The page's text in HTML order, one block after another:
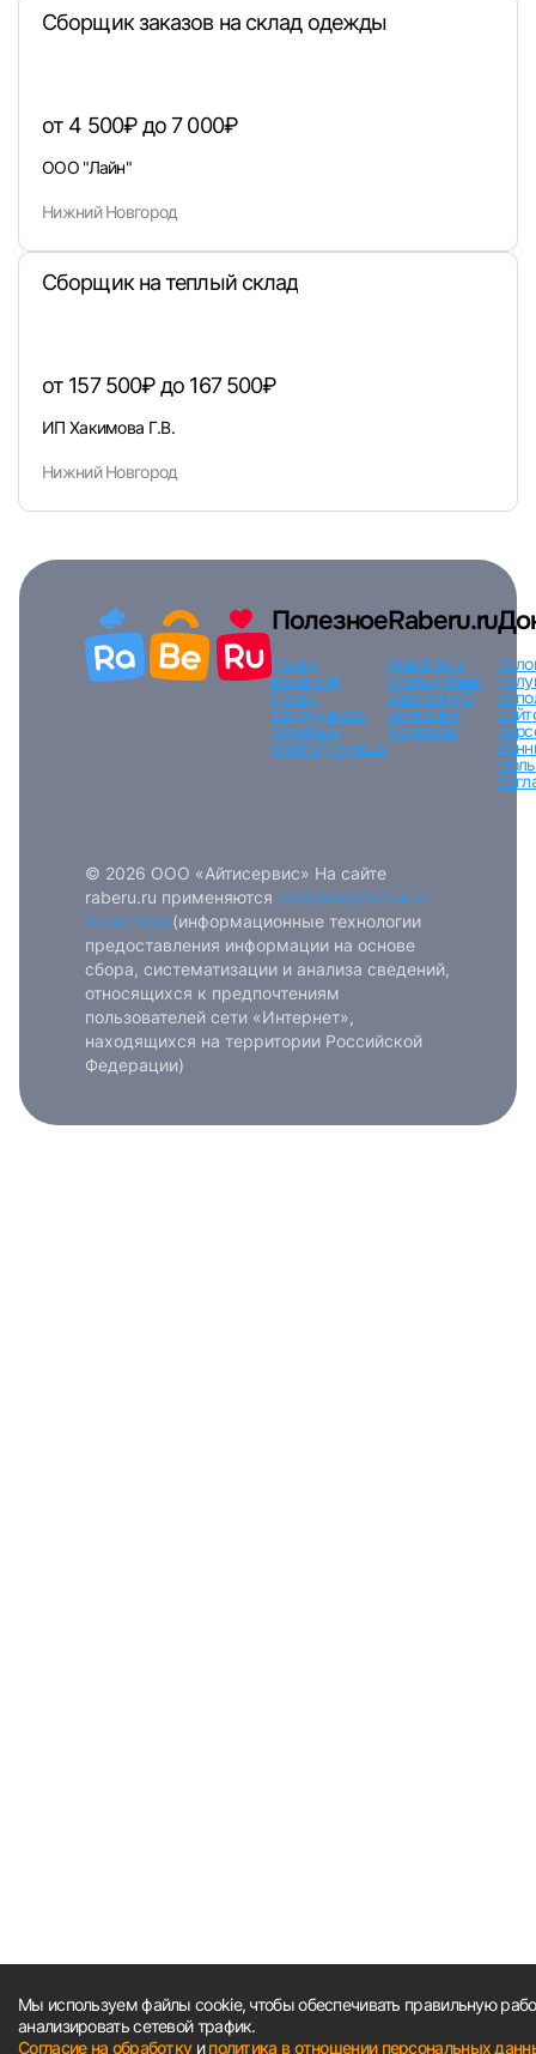
E-mail или Телефон
Пароль
Вход по коду Регистрация Забыли
Сборщик заказов на склад одежды
от 4 500₽ до 7 000₽
ООО "Лайн"
Нижний Новгород
Сборщик на теплый склад
от 157 500₽ до 167 500₽
ИП Хакимова Г.В.
Нижний Новгород
Мы используем файлы cookie, чтобы обеспечивать правильную
анализировать сетевой трафик.
Согласие на обработкуиполитика в отношении персональных
Полезное
Поиск
вакансий
Поиск
сотрудников
Тарифы и
оплата Помощь
Raberu.ru
Новости и
статьи Наши
вакансииО
компании
Контакты
© 2026 ООО «Айтисервис» На сайте
raberu.ru применяются рекомендательные
технологии (информационные технологии
предоставления информации на основе
сбора, систематизации и анализа сведений,
относящихся к предпочтениям
пользователей сети «Интернет»,
находящихся на территории Российской
Федерации)